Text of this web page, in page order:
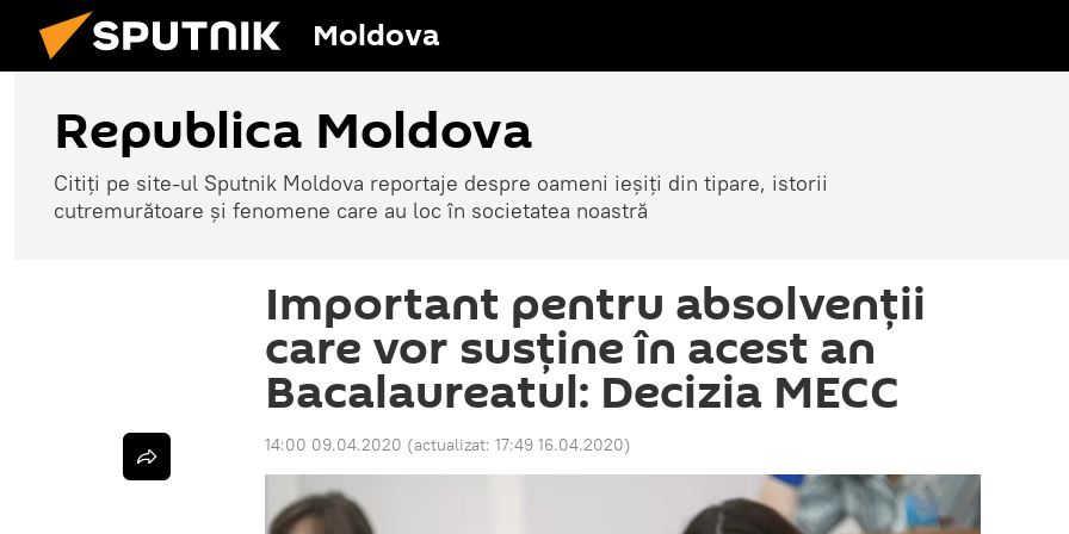
Moldova
Republica Moldova
Citiți pe site-ul Sputnik Moldova reportaje despre oameni ieșiți din tipare, istorii
cutremurătoare și fenomene care au loc în societatea noastră
Important pentru absolvenții
care vor susține în acest an
Bacalaureatul: Decizia MECC
14:00 09.04.2020 (actualizat: 17:49 16.04.2020)